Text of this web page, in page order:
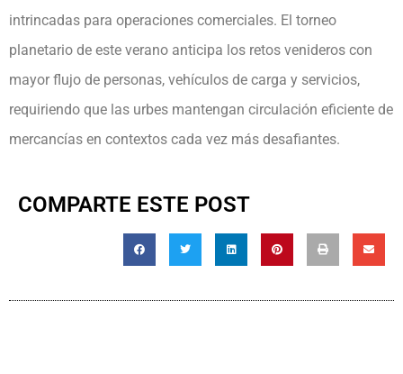
intrincadas para operaciones comerciales. El torneo
planetario de este verano anticipa los retos venideros con
mayor flujo de personas, vehículos de carga y servicios,
requiriendo que las urbes mantengan circulación eficiente de
mercancías en contextos cada vez más desafiantes.
COMPARTE ESTE POST